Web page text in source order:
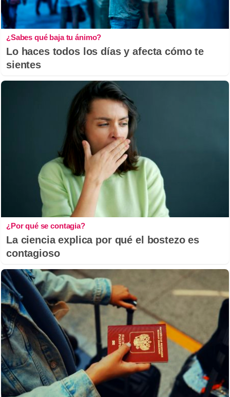
¿Sabes qué baja tu ánimo?
Lo haces todos los días y afecta cómo te
sientes
¿Por qué se contagia?
La ciencia explica por qué el bostezo es
contagioso